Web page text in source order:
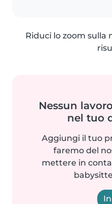
Riduci lo zoom
Nessun
nel tuo
Aggiungi il tuo
faremo del
mettere in